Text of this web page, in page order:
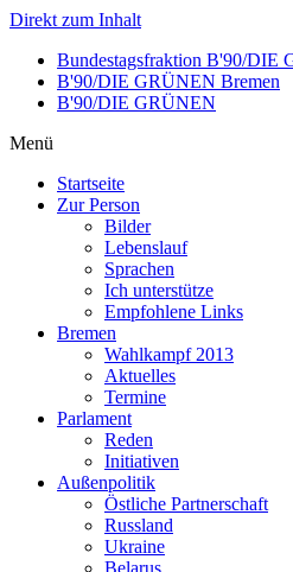
Direkt zum Inhalt
Bundestagsfraktion B'90/DIE
B'90/DIE GRÜNEN Bremen
B'90/DIE GRÜNEN
Menü
Startseite
Zur Person
Bilder
Lebenslauf
Sprachen
Ich unterstütze
Empfohlene Links
Bremen
Wahlkampf 2013
Aktuelles
Termine
Parlament
Reden
Initiativen
Außenpolitik
Östliche Partnerschaft
Russland
Ukraine
Belarus